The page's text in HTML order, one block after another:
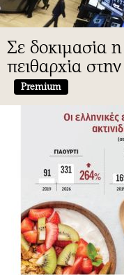
Σε δοκιμασία
πειθαρχία
Premium